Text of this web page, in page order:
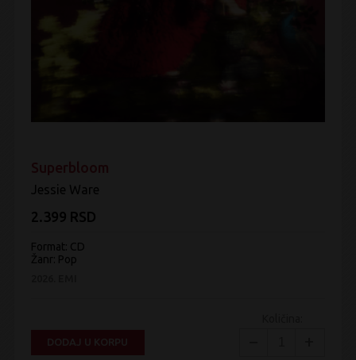
Jessie Ware
2.399 RSD
Format: CD
Žanr: Pop